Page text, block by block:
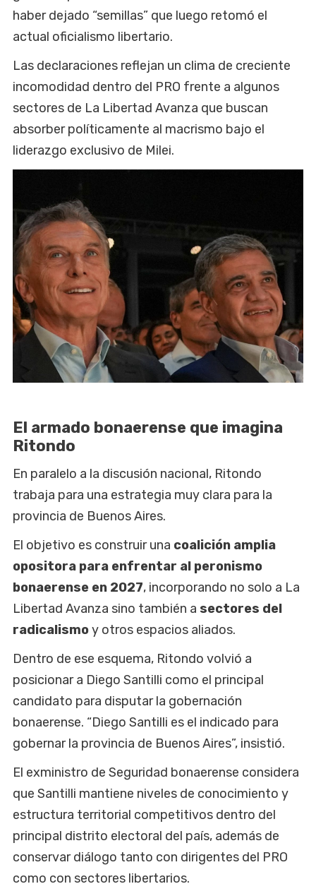
haber dejado “semillas” que luego retomó el
actual oficialismo libertario.
Las declaraciones reflejan un clima de creciente
incomodidad dentro del PRO frente a algunos
sectores de La Libertad Avanza que buscan
absorber políticamente al macrismo bajo el
liderazgo exclusivo de Milei.
El armado bonaerense que imagina
Ritondo
En paralelo a la discusión nacional, Ritondo
trabaja para una estrategia muy clara para la
provincia de Buenos Aires.
El objetivo es construir una coalición amplia
opositora para enfrentar al peronismo
bonaerense en 2027, incorporando no solo a La
Libertad Avanza sino también a sectores del
radicalismoy otros espacios aliados.
Dentro de ese esquema, Ritondo volvió a
posicionar a Diego Santilli como el principal
candidato para disputar la gobernación
bonaerense. “Diego Santilli es el indicado para
gobernar la provincia de Buenos Aires”, insistió.
El exministro de Seguridad bonaerense considera
que Santilli mantiene niveles de conocimiento y
estructura territorial competitivos dentro del
principal distrito electoral del país, además de
conservar diálogo tanto con dirigentes del PRO
como con sectores libertarios.